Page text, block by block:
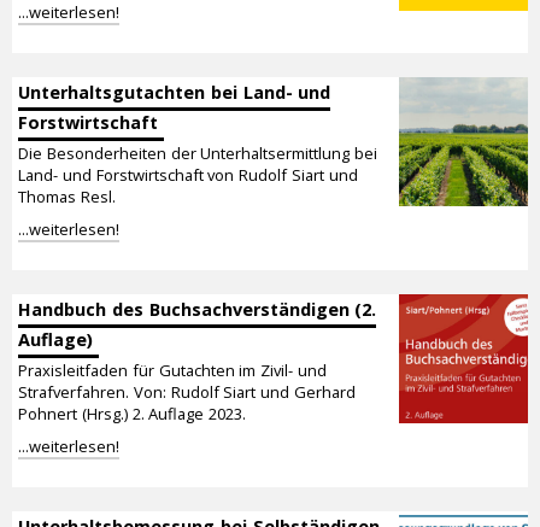
...weiterlesen!
Unterhaltsgutachten bei Land- und
Forstwirtschaft
Die Besonderheiten der Unterhaltsermittlung bei
Land- und Forstwirtschaft von Rudolf Siart und
Thomas Resl.
...weiterlesen!
Handbuch des Buchsachverständigen (2.
Auflage)
Praxisleitfaden für Gutachten im Zivil- und
Strafverfahren. Von: Rudolf Siart und Gerhard
Pohnert (Hrsg.) 2. Auflage 2023.
...weiterlesen!